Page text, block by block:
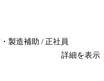
製造補助 / 正社員
詳細を表示